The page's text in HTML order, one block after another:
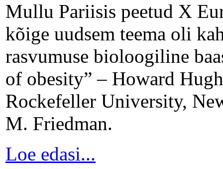
Mullu Pariisis peetud X
kõige uudsem teema oli
rasvumuse bioloogiline
of obesity” – Howard
Rockefeller University,
M. Friedman.
Loe edasi...